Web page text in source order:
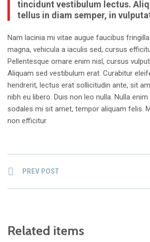
tincidunt vestibulum lectus.
tellus in diam semper, in
Nam lacinia mi vitae augue faucibus
magna, vehicula a iaculis sed, cursus
Pellentesque ornare enim nisl, cursus
Aliquam sed vestibulum erat. Curabitur
hendrerit, lectus erat sollicitudin ante, sit
nibh eu libero. Duis non leo nulla. Nulla
sodales mi sit amet, tempor aliquam felis.
non efficitur
PREV POST
Related items